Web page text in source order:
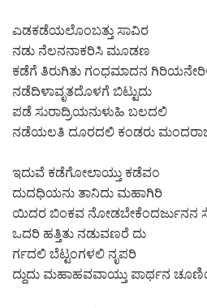
ಎಡಕಡೆಯಲೊಂಬತ್ತು ಸಾವಿರ
ನಡು ನೆಲನನಾಕರಿಸಿ ಮೂಡಣ
ಕಡೆಗೆ ತಿರುಗಿತು ಗಂಧಮಾದನ
ನಡೆದಿಳಾವೃತದೊಳಗೆ ಬಿಟ್ಟುದು
ಪಡೆ ಸುರಾದ್ರಿಯನುಳುಹಿ ಬಲದಲಿ
ನಡೆಯಲತಿ ದೂರದಲಿ ಕಂಡರು
ಇದುವೆ ಕಡೆಗೋಲಾಯ್ತು ಕಡೆವಂ
ದುದಧಿಯನು ತಾನಿದು ಮಹಾಗಿರಿ
ಯಿದರ ಬಿಂಕವ ನೋಡಬೇಕೆಂದರ್ಜುನನ
ಒದರಿ ಹತ್ತಿತು ನಡುವಣರೆ ದು
ರ್ಗದಲಿ ಬೆಟ್ಟಂಗಳಲಿ ನೃಪರಿ
ದ್ದುದು ಮಹಾಹವವಾಯ್ತು ಪಾರ್ಥನ